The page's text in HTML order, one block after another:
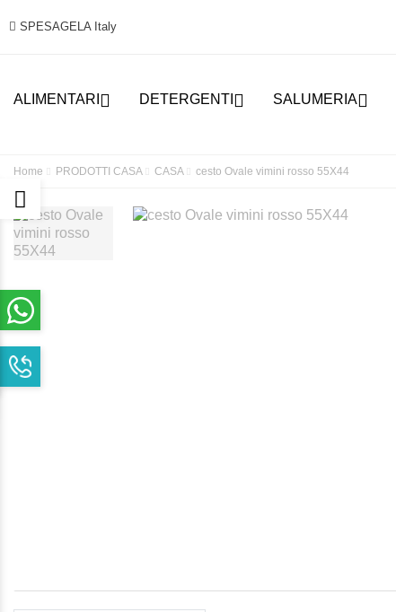
SPESAGELA Italy
ALIMENTARI  DETERGENTI  SALUMERIA
Home PRODOTTI CASA CASA cesto Ovale vimini rosso 55X44